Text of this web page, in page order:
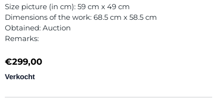
Size picture (in cm): 59 cm x 49 cm
Dimensions of the work: 68.5 cm x 58.5 cm
Obtained: Auction
Remarks:
€299,00
Verkocht